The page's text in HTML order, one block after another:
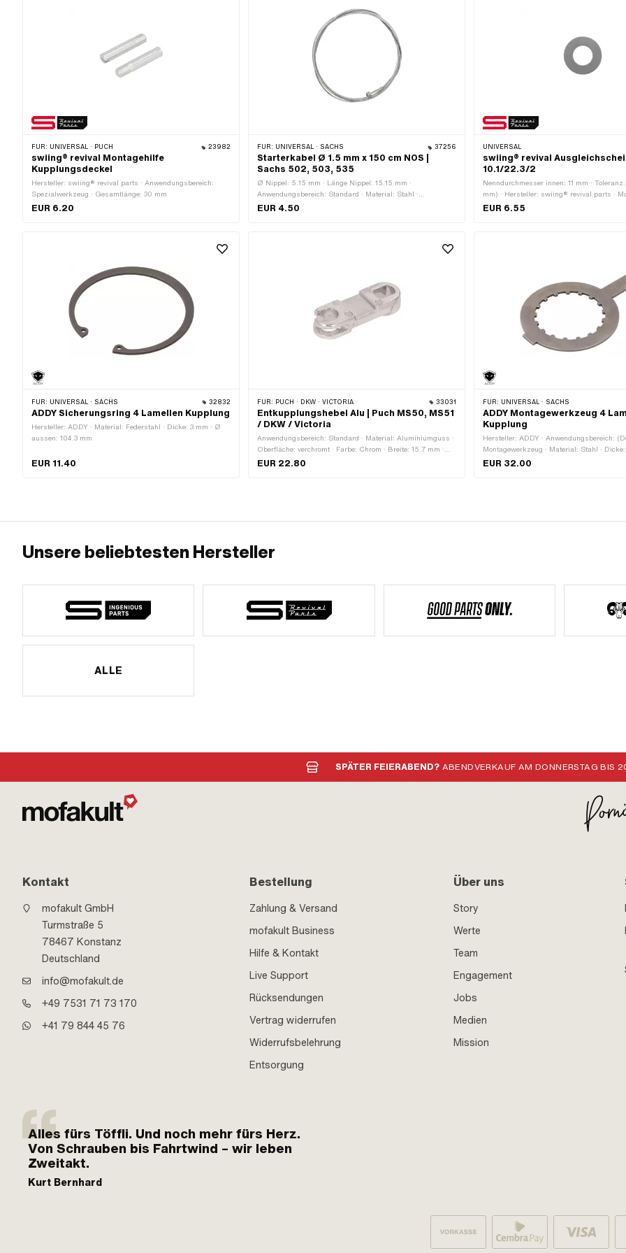
FÜR: UNIVERSAL · PUCH 23982
swiing® revival Montagehilfe
Kupplungsdeckel
Hersteller: swiing® revival parts · Anwendungsbereich:
Spezialwerkzeug · Gesamtlänge: 30 mm
EUR 6.20
FÜR: UNIVERSAL · SACHS 37256
Starterkabel Ø 1.5 mm x 150 cm NOS |
Sachs 502, 503, 535
Ø Nippel: 5.15 mm · Länge Nippel: 15.15 mm ·
Anwendungsbereich: Standard · Material: Stahl ·
Oberfläche: verzinkt (blau) · Ø Litze: 1.5 mm · Kabellänge:
EUR 4.50
UNIVERSAL
swiing® revival
10.1/22.3/2
Nenndurchmesser innen: 11 mm ·
mm) · Hersteller: swiing® revival parts ·
Federstahl · Oberfläche: gehärtet · Dicke: 2
EUR 6.55
FÜR: UNIVERSAL · SACHS 32832
ADDY Sicherungsring 4 Lamellen Kupplung
Hersteller: ADDY · Material: Federstahl · Dicke: 3 mm · Ø
aussen: 104.3 mm
EUR 11.40
FÜR: PUCH · DKW · VICTORIA 33031
Entkupplungshebel Alu | Puch MS50, MS51
/ DKW / Victoria
Anwendungsbereich: Standard · Material: Aluminiumguss ·
Oberfläche: verchromt · Farbe: Chrom · Breite: 15.7 mm ·
Höhe: 9 mm · Gesamtlänge: 46 mm · Puch OEM-Nr.:
EUR 22.80
FÜR: UNIVERSAL · SACHS
ADDY Montagewerkzeug 4
Kupplung
Hersteller: ADDY · Anwendungsbereich:
Montagewerkzeug · Material: Stahl ·
63 - 68.3 mm · Ø aussen: 96 mm ·
EUR 32.00
Unsere beliebtesten Hersteller
ALLE
SPÄTER FEIERABEND? ABENDVERKAUF AM DONNERSTAG BIS
Kontakt
mofakult GmbH
Turmstraße 5
78467 Konstanz
Deutschland
info@mofakult.de
+49 7531 71 73 170
+41 79 844 45 76
Bestellung
Zahlung & Versand
mofakult Business
Hilfe & Kontakt
Live Support
Rücksendungen
Vertrag widerrufen
Widerrufsbelehrung
Entsorgung
Über uns
Story
Werte
Team
Engagement
Jobs
Medien
Mission
Alles fürs Töffli. Und noch mehr fürs Herz.
Von Schrauben bis Fahrtwind – wir leben
Zweitakt.
Kurt Bernhard